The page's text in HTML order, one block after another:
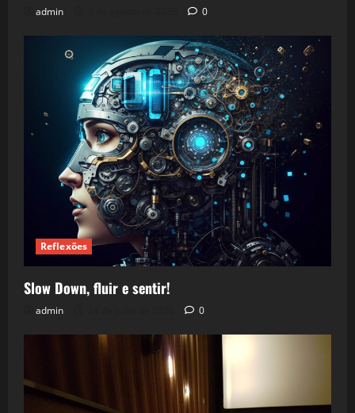
admin 0
Reflexões
Slow Down, fluir e sentir!
admin 0